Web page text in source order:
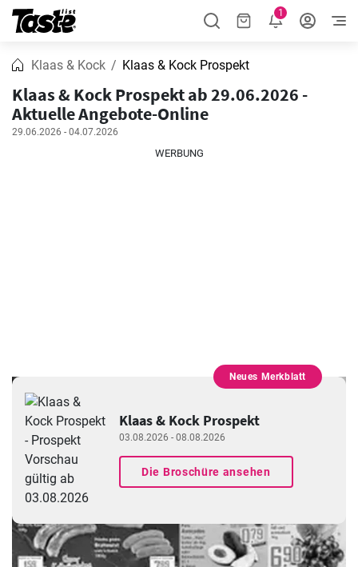
1
Klaas & Kock Klaas & Kock Prospekt
Klaas & Kock Prospekt ab 29.06.2026 -
Aktuelle Angebote-Online
29.06.2026 - 04.07.2026
WERBUNG
Klaas & Kock Prospekt
03.08.2026 - 08.08.2026
Die Broschüre ansehen
Neues Merkblatt